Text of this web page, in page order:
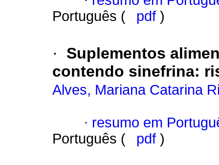
Português (
pdf )
·
Suplementos
contendo sinefrina:
Alves, Mariana Catarina
· resumo em
Português (
pdf )